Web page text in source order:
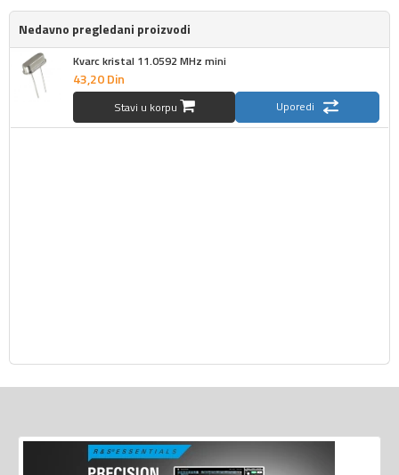
Nedavno pregledani proizvodi
Kvarc kristal 11.0592 MHz mini
43,20Din
Stavi u korpu Uporedi